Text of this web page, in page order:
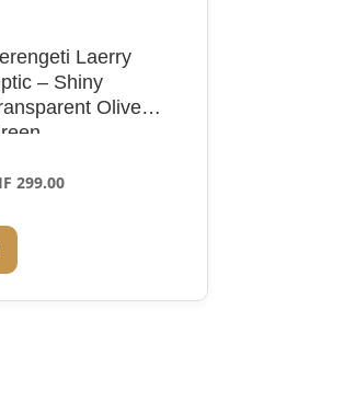
Laerry
– Shiny
Olive
299.00